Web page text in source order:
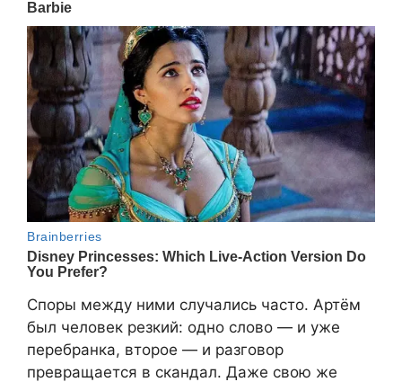
Споры между ними случались часто. Артём
был человек резкий: одно слово — и уже
перебранка, второе — и разговор
превращается в скандал. Даже свою же